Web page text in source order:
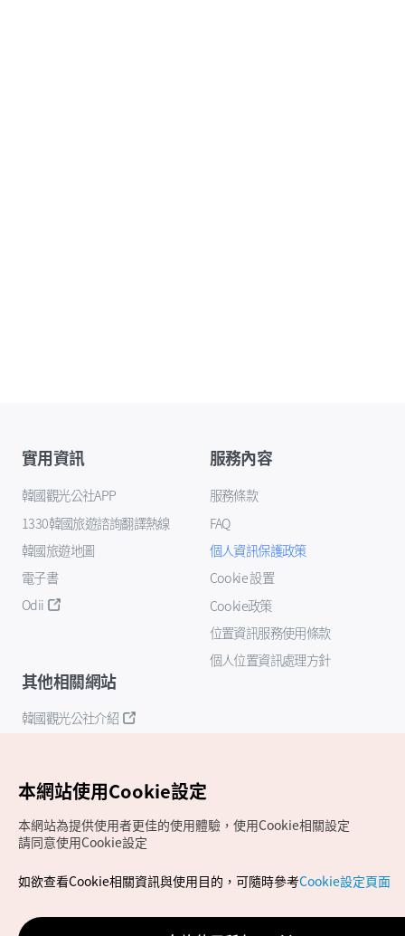
實用資訊
韓國觀光公社APP
1330韓國旅遊諮詢翻譯熱線
韓國旅遊地圖
電子書
Odii
服務內容
服務條款
FAQ
個人資訊保護政策
Cookie 設置
Cookie政策
位置資訊服務使用條款
個人位置資訊處理方針
其他相關網站
韓國觀光公社介紹
Copyrights (c) 韓國觀光公社版權所有
如有相關疑問或建議，歡迎來信至官方信箱
本網站使用Cookie設定
本網站為提供使用者更佳的使用體驗，使用Cookie相關設定
請同意使用Cookie設定
如欲查看Cookie相關資訊與使用目的，可隨時參考Cookie設定頁面